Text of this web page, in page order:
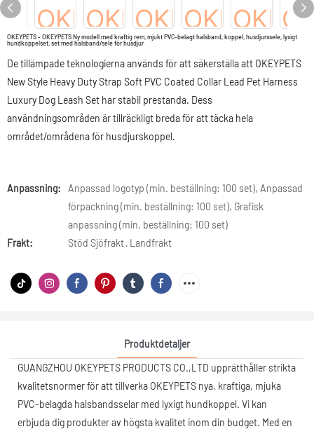
OKEYPETS - OKEYPETS Ny modell med kraftig rem, mjukt PVC-belagt halsband, koppel, husdjurssele, lyxigt
hundkoppelset, set med halsband/sele för husdjur
De tillämpade teknologierna används för att säkerställa att OKEYPETS
New Style Heavy Duty Strap Soft PVC Coated Collar Lead Pet Harness
Luxury Dog Leash Set har stabil prestanda. Dess
användningsområden är tillräckligt breda för att täcka hela
området/områdena för husdjurskoppel.
Anpassning:
Anpassad logotyp (min. beställning: 100 set), Anpassad
förpackning (min. beställning: 100 set), Grafisk
anpassning (min. beställning: 100 set)
Frakt:
Stöd Sjöfrakt · Landfrakt
Produktdetaljer
GUANGZHOU OKEYPETS PRODUCTS CO.,LTD upprätthåller strikta
kvalitetsnormer för att tillverka OKEYPETS nya, kraftiga, mjuka
PVC-belagda halsbandsselar med lyxigt hundkoppel. Vi kan
erbjuda dig produkter av högsta kvalitet inom din budget. Med en